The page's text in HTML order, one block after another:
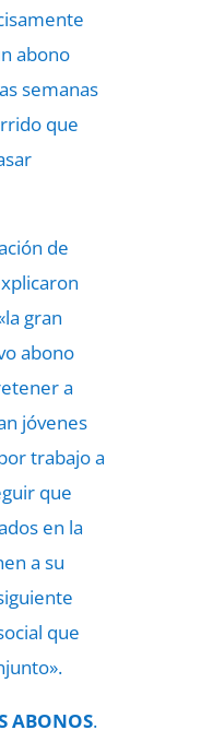
abono
semanas
que
de
gran
abono
a
jóvenes
trabajo a
que
en la
a su
que
ABONOS.